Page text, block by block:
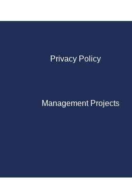
Privacy Policy
Management Projects